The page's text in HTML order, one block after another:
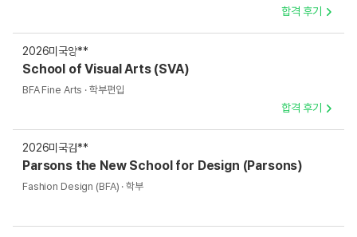
합격 후기
2026미국양**
School of Visual Arts (SVA)
BFA Fine Arts · 학부편입
합격 후기
2026미국김**
Parsons the New School for Design (Parsons)
Fashion Design (BFA) · 학부